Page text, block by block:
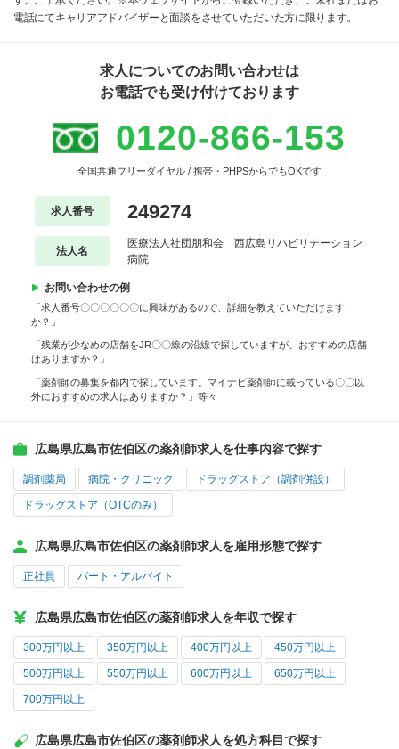
電話にてキャリアアドバイザーと面談をさせていただいた方に限ります。
求人についてのお問い合わせは
お電話でも受け付けております
0120-866-153
全国共通フリーダイヤル / 携帯・PHPSからでもOKです
求人番号 249274
法人名
医療法人社団朋和会 西広島リハビリテーション
病院
お問い合わせの例
「求人番号〇〇〇〇〇〇に興味があるので、詳細を教えていただけます
か？」
「残業が少なめの店舗をJR〇〇線の沿線で探していますが、おすすめの店舗
はありますか？」
「薬剤師の募集を都内で探しています。マイナビ薬剤師に載っている〇〇以
外におすすめの求人はありますか？」等々
広島県広島市佐伯区の薬剤師求人を仕事内容で探す
調剤薬局 病院・クリニック ドラッグストア（調剤併設）
ドラッグストア（OTCのみ）
広島県広島市佐伯区の薬剤師求人を雇用形態で探す
正社員 パート・アルバイト
広島県広島市佐伯区の薬剤師求人を年収で探す
300万円以上 350万円以上 400万円以上 450万円以上
500万円以上 550万円以上 600万円以上 650万円以上
700万円以上
広島県広島市佐伯区の薬剤師求人を処方科目で探す